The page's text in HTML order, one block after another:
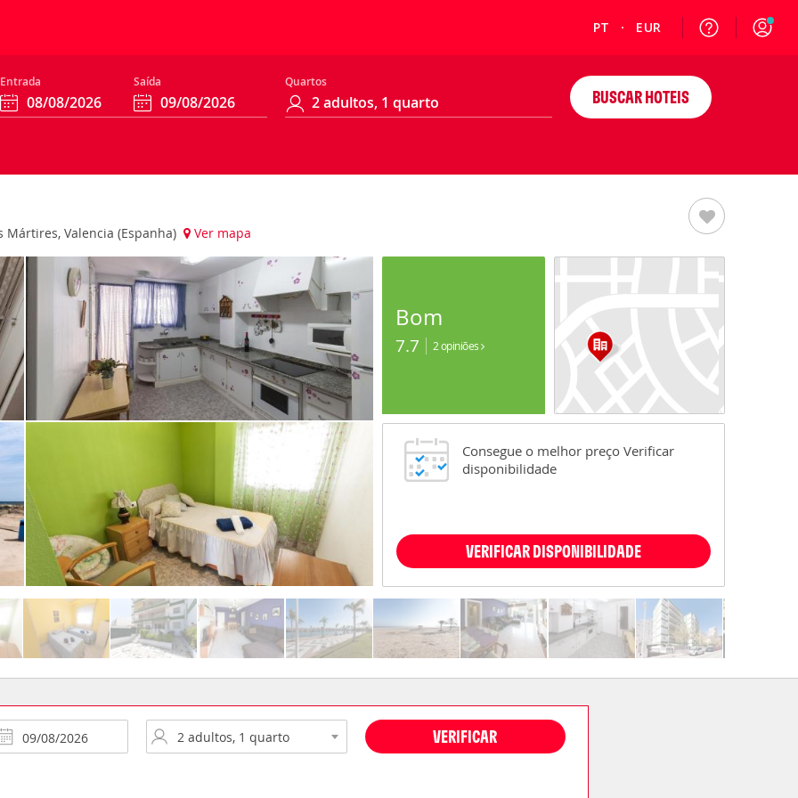
PT EUR
Entrada Saída Quartos
BUSCAR HOTEIS
Mártires, Valencia (Espanha) Ver mapa
Bom
7.7 2 opiniões
Consegue o melhor preço Verificar
disponibilidade
VERIFICAR DISPONIBILIDADE
VERIFICAR